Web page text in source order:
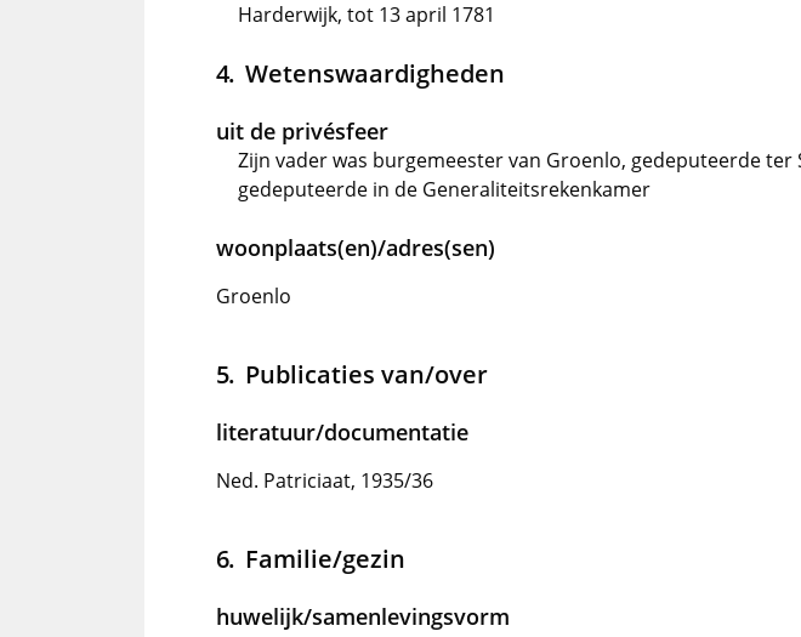
Harderwijk, tot 13 april 1781
Wetenswaardigheden
uit de privésfeer
Zijn vader was burgemeester van Groenlo, gedeputeerde ter
gedeputeerde in de Generaliteitsrekenkamer
woonplaats(en)/adres(sen)
Groenlo
Publicaties van/over
literatuur/documentatie
Ned. Patriciaat, 1935/36
Familie/gezin
huwelijk/samenlevingsvorm